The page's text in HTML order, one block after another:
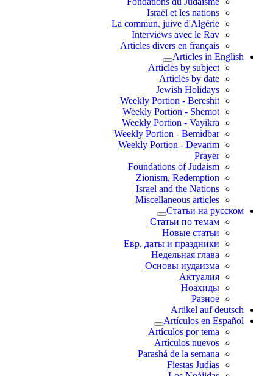
Israël et les nations
La commun. juive d'Algérie
Interviews avec le Rav
Articles divers en français
Articles in English
Articles by subject
Articles by date
Jewish Holidays
Weekly Portion - Bereshit
Weekly Portion - Shemot
Weekly Portion - Vayikra
Weekly Portion - Bemidbar
Weekly Portion - Devarim
Prayer
Foundations of Judaism
Zionism, Redemption
Israel and the Nations
Miscellaneous articles
Статьи на русском
Статьи по темам
Новые статьи
Евр. даты и праздники
Недельная глава
Основы иудаизма
Актуалия
Ноахиды
Разное
Artikel auf deutsch
Artículos en Español
Artículos por tema
Artículos nuevos
Parashá de la semana
Fiestas Judías